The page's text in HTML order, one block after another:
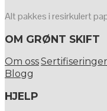
Alt pakkes i resirkulert
OM GRØNT SKIFT
Om ossSertifiseringer
Blogg
HJELP